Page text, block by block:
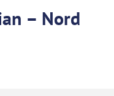
– Nord